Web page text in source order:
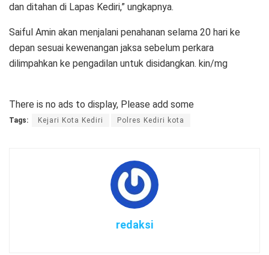
dan ditahan di Lapas Kediri,” ungkapnya.
Saiful Amin akan menjalani penahanan selama 20 hari ke
depan sesuai kewenangan jaksa sebelum perkara
dilimpahkan ke pengadilan untuk disidangkan. kin/mg
There is no ads to display, Please add some
Tags: Kejari Kota Kediri Polres Kediri kota
redaksi